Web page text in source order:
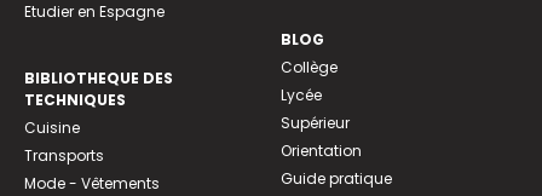
Etudier en Espagne
BIBLIOTHEQUE DES
TECHNIQUES
Cuisine
Transports
Mode - Vêtements
BLOG
Collège
Lycée
Supérieur
Orientation
Guide pratique